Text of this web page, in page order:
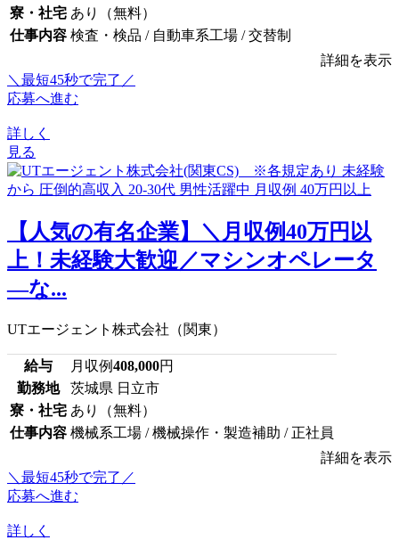
寮・社宅 あり（無料）
仕事内容 検査・検品 / 自動車系工場 / 交替制
詳細を表示
＼最短45秒で完了／
応募へ進む
詳しく
見る
【人気の有名企業】＼月収例40万円以
上！未経験大歓迎／マシンオペレータ
―な...
UTエージェント株式会社（関東）
給与 月収例408,000円
勤務地
茨城県 日立市
寮・社宅 あり（無料）
仕事内容 機械系工場 / 機械操作・製造補助 / 正社員
詳細を表示
＼最短45秒で完了／
応募へ進む
詳しく